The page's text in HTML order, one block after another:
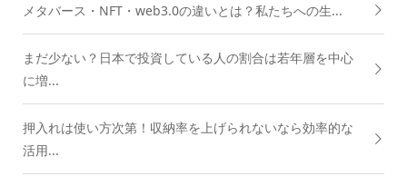
メタバース・NFT・web3.0の違いとは？私たちへの生...
まだ少ない？日本で投資している人の割合は若年層を中心
に増...
押入れは使い方次第！収納率を上げられないなら効率的な
活用...